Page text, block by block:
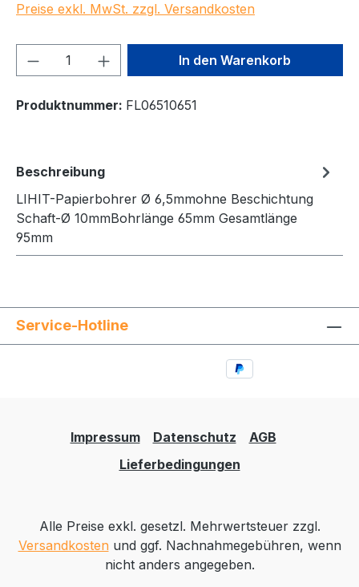
Preise exkl. MwSt. zzgl. Versandkosten
Produkt Anzahl: Gib denIn den Warenkorb
Produktnummer: FL06510651
Beschreibung
LIHIT-Papierbohrer Ø 6,5mmohne Beschichtung
Schaft-Ø 10mmBohrlänge 65mm Gesamtlänge
95mm
Service-Hotline
Impressum Datenschutz
AGB
Lieferbedingungen
Alle Preise exkl. gesetzl. Mehrwertsteuer zzgl.
Versandkosten und ggf. Nachnahmegebühren, wenn
nicht anders angegeben.